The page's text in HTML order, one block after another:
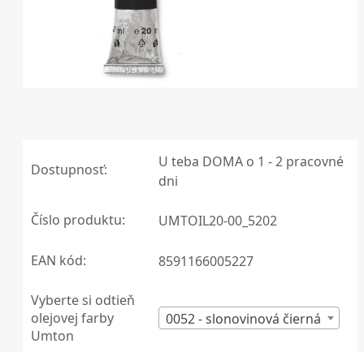
Dostupnosť:
U teba DOMA o 1 - 2 pracovné
dni
Číslo produktu: UMTOIL20-00_5202
EAN kód: 8591166005227
Vyberte si odtieň
olejovej farby
Umton
0052 - slonovinová čierná